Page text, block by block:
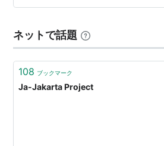
ほど近く、学生や若い家族に人気の
キャンパスの森林」が広…
ネットで話題
108 ブックマーク
Ja-Jakarta Project